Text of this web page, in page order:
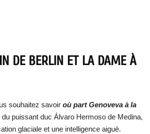
DE BERLIN ET LA DAME À
souhaitez savoir où part Genoveva à la
puissant duc Álvaro Hermoso de Medina,
glaciale et une intelligence aiguë.